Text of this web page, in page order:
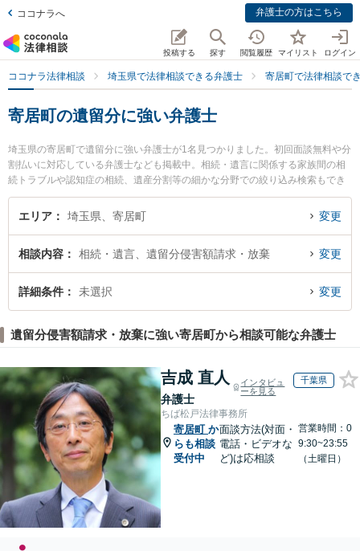
ココナラへ 弁護士の方はこちら
投稿する 探す 閲覧履歴 マイリスト ログイン
ココナラ法律相談 埼玉県で法律相談できる弁護士 寄居町で法律相談で
寄居町の遺留分に強い弁護士
埼玉県の寄居町で遺留分に強い弁護士が1名見つかりました。初回面談無料や分
割払いに対応している弁護士なども掲載中。相続・遺言に関係する家族間の相
続トラブルや認知症の相続、遺産分割等の細かな分野での絞り込み検索もでき
便利です。特にはなぞの法律事務所の門脇 清弁護士のプロフィール情報や弁護
士費用、強みなどが注目されています。『寄居町で土日や夜間に発生した遺留
寄居町内の弁護士に相談予約したい』などでお困りの相談者さんにおすすめで
す。
エリア 埼玉県、寄居町 変更
相談内容 相続・遺言、遺留分侵害額請求・放棄 変更
詳細条件 未選択 変更
遺留分侵害額請求・放棄に強い寄居町から相談可能な弁護士
吉成 直人
弁護士
インタビュ
ーを見る
千葉県
ちば松戸法律事務所
寄居町 か
らも相談
受付中
面談方法(対面・
電話・ビデオな
ど)は応相談
営業時間：0
9:30~23:55
（土曜日）